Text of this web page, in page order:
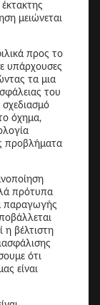
μειώνεται
προς το
υπάρχουσες
τα μια
του
όχημα,
προβλήματα
πρότυπα
παραγωγής
η βέλτιστη
ότι
είναι